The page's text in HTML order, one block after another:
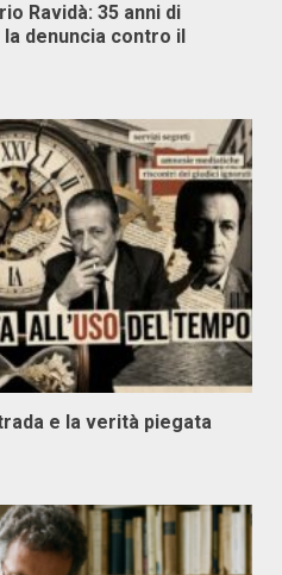
Ravidà: 35 anni di
denuncia contro il
e la verità piegata